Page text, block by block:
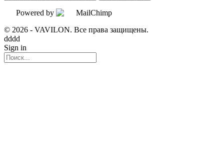
Powered by
© 2026 - VAVILON. Все права защищены.
dddd
Sign in